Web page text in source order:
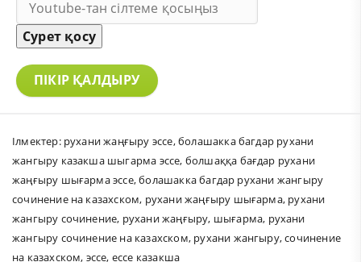
Сурет қосу
ПІКІР ҚАЛДЫРУ
Ілмектер: рухани жаңғыру эссе,болашакка багдар рухани
жангыру казакша шыгарма эссе, болшаққа бағдар рухани
жаңғыру шығарма эссе,болашакка багдар рухани жангыру
сочинение на казахском, рухани жаңғыру шығарма, рухани
жангыру сочинение, рухани жаңғыру, шығарма, рухани
жангыру сочинение на казахском, рухани жангыру,сочинение
на казахском, эссе, ессе казакша